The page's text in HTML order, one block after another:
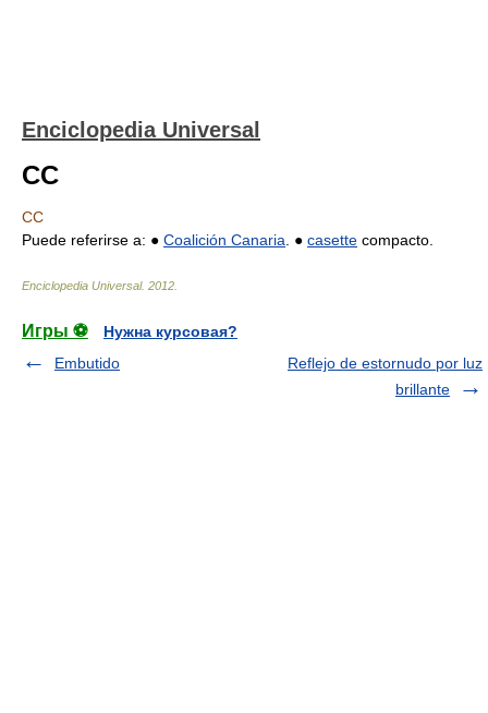
Enciclopedia Universal
CC
CC
Puede referirse a: ● Coalición Canaria . ● casette compacto.
Enciclopedia Universal. 2012
Игры ⚽
Нужна курсовая?
Embutido
Reflejo de estornudo por luz
brillante